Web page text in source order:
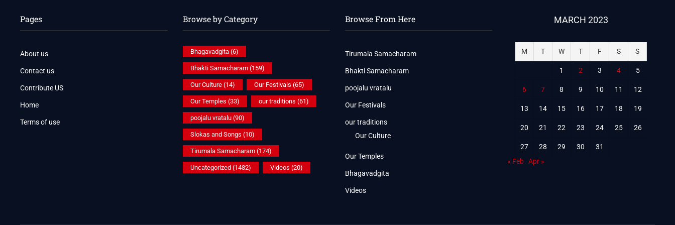
Pages
About us
Contact us
Contribute US
Home
Terms of use
Browse by Category
Bhagavadgita(6)
Bhakti Samacharam(159)
Our Culture(14) Our Festivals (65)
Our Temples (33) our traditions (61)
poojalu vratalu(90)
Slokas and Songs (10)
Tirumala Samacharam(174)
Uncategorized (1482) Videos (20)
Browse From Here
Tirumala Samacharam
Bhakti Samacharam
poojalu vratalu
Our Festivals
our traditions
Our Culture
Our Temples
Bhagavadgita
Videos
MARCH 2023
M T W T F S S
1 2 3 4 5
6 7 8 9 10 11 12
13 14 15 16 17 18 19
20 21 22 23 24 25 26
27 28 29 30
31
« Feb Apr »